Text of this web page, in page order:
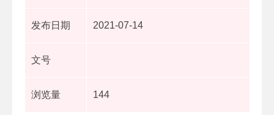
发布日期 2021-07-14
文号
浏览量 144